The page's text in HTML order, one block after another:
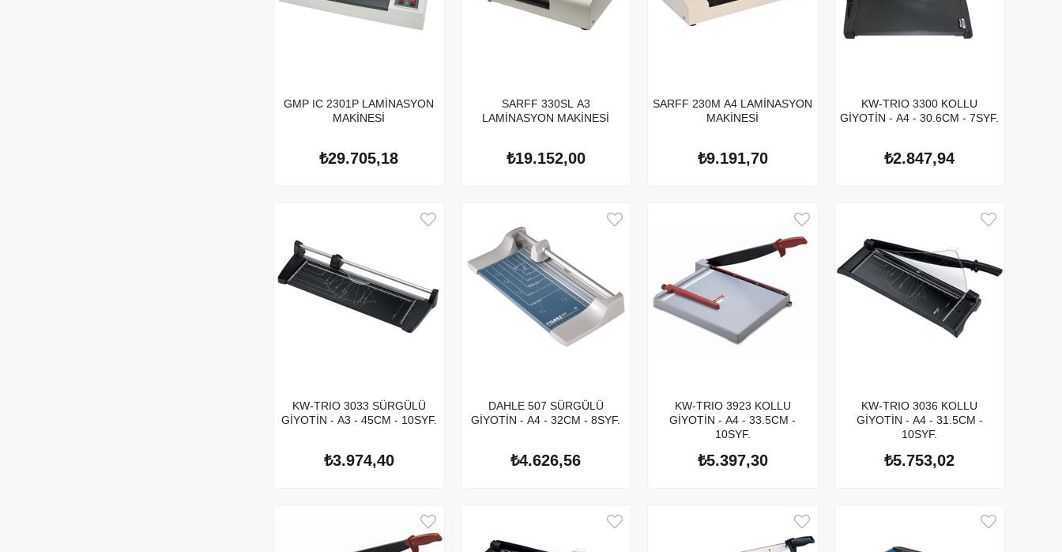
GMP IC 2301P LAMİNASYON
MAKİNESİ
₺29.705,18
SARFF 330SL A3
LAMİNASYON MAKİNESİ
₺19.152,00
SARFF 230M A4 LAMİNASYON
MAKİNESİ
₺9.191,70
KW-TRIO 3300 KOLLU
GİYOTİN - A4 - 30.6CM - 7SYF.
₺2.847,94
KW-TRIO 3033 SÜRGÜLÜ
GİYOTİN - A3 - 45CM - 10SYF.
₺3.974,40
DAHLE 507 SÜRGÜLÜ
GİYOTİN - A4 - 32CM - 8SYF.
₺4.626,56
KW-TRIO 3923 KOLLU
GİYOTİN - A4 - 33.5CM -
10SYF.
₺5.397,30
KW-TRIO 3036 KOLLU
GİYOTİN - A4 - 31.5CM -
10SYF.
₺5.753,02